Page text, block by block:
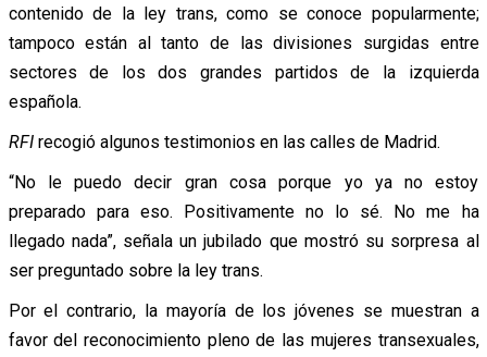
contenido de la ley trans, como se conoce popularmente;
tampoco están al tanto de las divisiones surgidas entre
sectores de los dos grandes partidos de la izquierda
española.
RFI recogió algunos testimonios en las calles de Madrid.
“No le puedo decir gran cosa porque yo ya no estoy
preparado para eso. Positivamente no lo sé. No me ha
llegado nada”, señala un jubilado que mostró su sorpresa al
ser preguntado sobre la ley trans.
Por el contrario, la mayoría de los jóvenes se muestran a
favor del reconocimiento pleno de las mujeres transexuales,